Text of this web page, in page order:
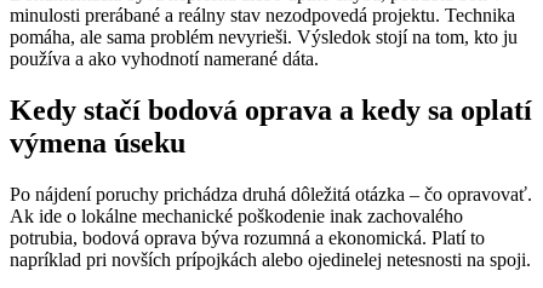
minulosti prerábané a reálny stav nezodpovedá projektu. Technika
pomáha, ale sama problém nevyrieši. Výsledok stojí na tom, kto ju
používa a ako vyhodnotí namerané dáta.
Kedy stačí bodová oprava a kedy sa oplatí
výmena úseku
Po nájdení poruchy prichádza druhá dôležitá otázka – čo opravovať.
Ak ide o lokálne mechanické poškodenie inak zachovalého
potrubia, bodová oprava býva rozumná a ekonomická. Platí to
napríklad pri novších prípojkách alebo ojedinelej netesnosti na spoji.